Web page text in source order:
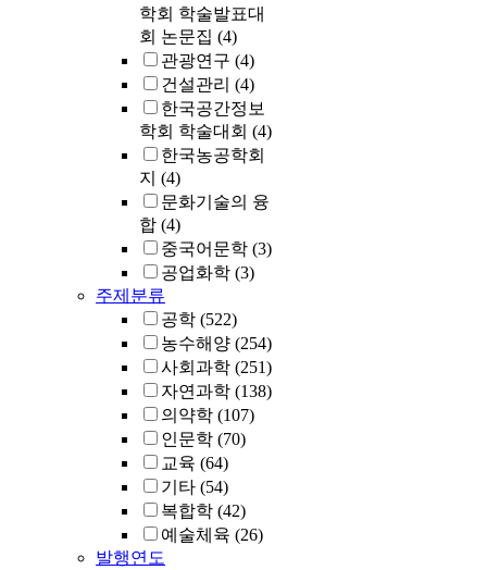
학회 학술발표대
회 논문집 (4)
관광연구 (4)
건설관리 (4)
한국공간정보
학회 학술대회 (4)
한국농공학회
지 (4)
문화기술의 융
합 (4)
중국어문학 (3)
공업화학 (3)
주제분류
공학 (522)
농수해양 (254)
사회과학 (251)
자연과학 (138)
의약학 (107)
인문학 (70)
교육 (64)
기타 (54)
복합학 (42)
예술체육 (26)
발행연도